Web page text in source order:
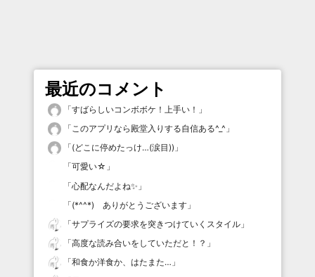
最近のコメント
「すばらしいコンボボケ！上手い！ 」
「 このアプリなら殿堂入りする自信ある^_^ 」
「(どこに停めたっけ…(涙目)) 」
「可愛い☆ 」
「心配なんだよね✨ 」
「(*^^*) ありがとうございます 」
「サプライズの要求を突きつけていくスタイル 」
「高度な読み合いをしていただと！？ 」
「和食か洋食か、はたまた… 」